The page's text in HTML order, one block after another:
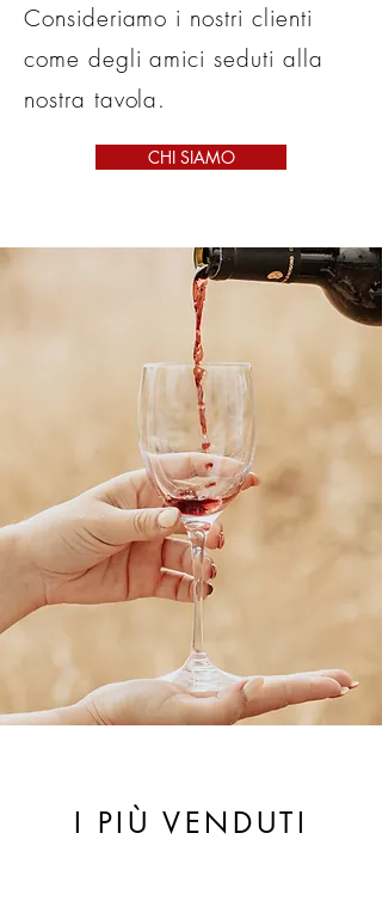
Consideriamo i nostri clienti
come degli amici seduti alla
nostra tavola.
CHI SIAMO
I PIÙ VENDUTI